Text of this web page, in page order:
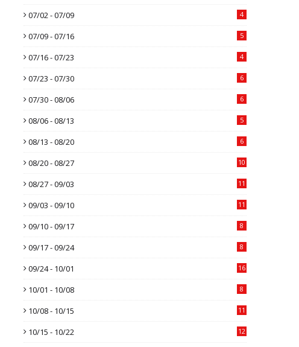
07/02 - 07/09 4
07/09 - 07/16 5
07/16 - 07/23 4
07/23 - 07/30 6
07/30 - 08/06 6
08/06 - 08/13 5
08/13 - 08/20 6
08/20 - 08/27 10
08/27 - 09/03 11
09/03 - 09/10 11
09/10 - 09/17 8
09/17 - 09/24 8
09/24 - 10/01 16
10/01 - 10/08 8
10/08 - 10/15 11
10/15 - 10/22 12